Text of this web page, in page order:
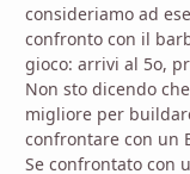
consideriamo ad
confronto con il
gioco: arrivi al 5o,
Non sto dicendo
migliore per
confrontare con un
Se confrontato con